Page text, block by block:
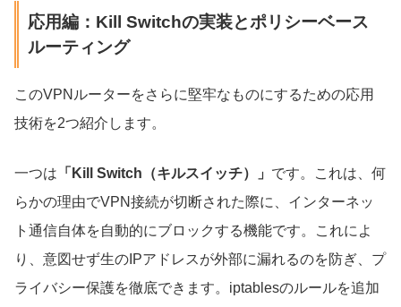
応用編：Kill Switchの実装とポリシーベース
ルーティング
このVPNルーターをさらに堅牢なものにするための応用
技術を2つ紹介します。
一つは 「Kill Switch（キルスイッチ）」 です。これは、何
らかの理由でVPN接続が切断された際に、インターネッ
ト通信自体を自動的にブロックする機能です。これによ
り、意図せず生のIPアドレスが外部に漏れるのを防ぎ、プ
ライバシー保護を徹底できます。iptablesのルールを追加